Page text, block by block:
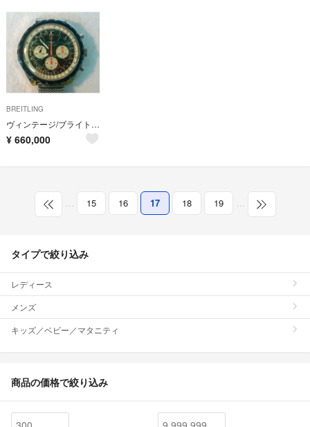
BREITLING
ヴィンテージ/ブライトリング・ナビタイマー
¥ 660,000
… 15 16 17 18 19 …
タイプで絞り込み
レディース
メンズ
キッズ／ベビー／マタニティ
商品の価格で絞り込み